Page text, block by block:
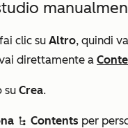
clic su Altro, quindi
direttamente a
su Crea.
siteTreeIcon Contents per